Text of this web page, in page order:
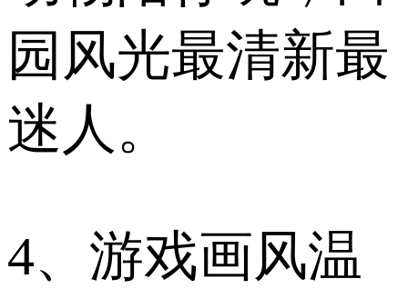
园风光最清新最
迷人。
4、游戏画风温